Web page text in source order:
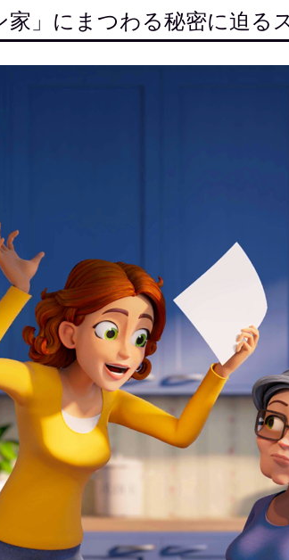
家」にまつわる秘密に迫る